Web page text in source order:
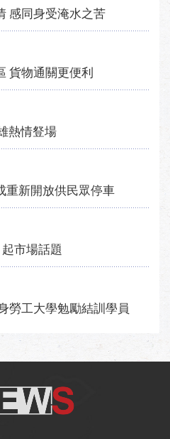
感同身受淹水之苦
貨物通關更便利
熱情豋場
重新開放供民眾停車
市場話題
勞工大學勉勵結訓學員